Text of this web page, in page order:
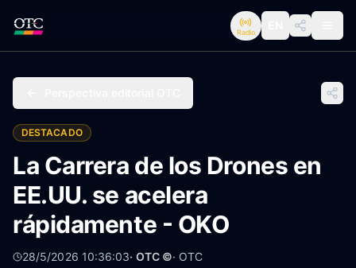
Radio
DESTACADO
La Carrera de los Drones en
EE.UU. se acelera
rápidamente - OKO
28/5/2026 10:36:03· OTC ©· OTC